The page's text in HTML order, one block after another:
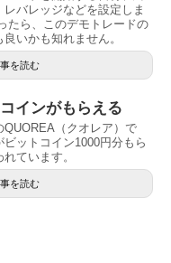
バレッジなどを設定しま
たら、このデモトレードの
いかも知れません。
を読む
インがもらえる
QUOREA（クオレア）で
ットコイン1000円分もら
ています。
を読む